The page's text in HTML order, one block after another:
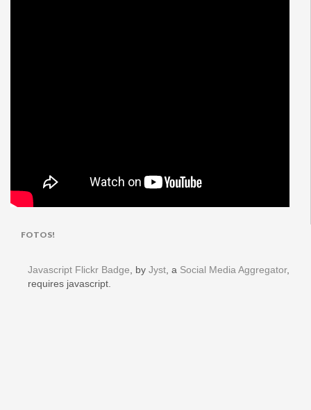
FOTOS!
Javascript Flickr Badge , by Jyst , a Social Media Aggregator,
requires javascript.